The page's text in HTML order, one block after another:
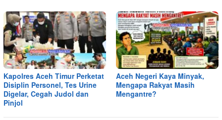
Kapolres Aceh Timur Perketat
Disiplin Personel, Tes Urine
Digelar, Cegah Judol dan
Pinjol
Aceh Negeri Kaya Minyak,
Mengapa Rakyat Masih
Mengantre?